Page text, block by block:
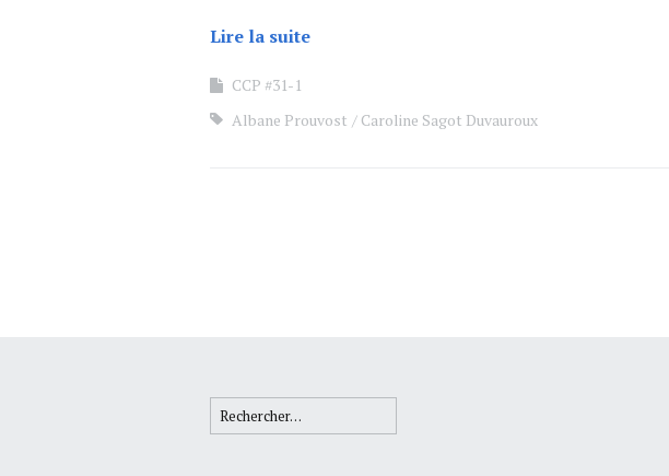
Lire la suite
CCP #31-1
Albane Prouvost
Caroline Sagot Duvauroux
Rechercher :